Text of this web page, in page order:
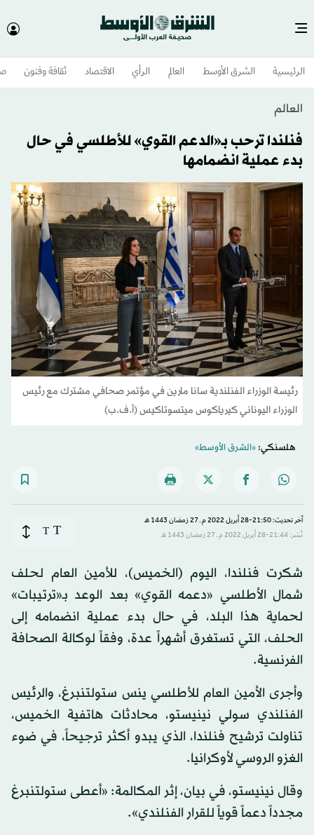
الرئيسية الشرق الأوسط​ العالم الرأي الاقتصاد ثقافة وفنون
العالم
فنلندا ترحب بـ«الدعم القوي» للأطلسي في حال
بدء عملية انضمامها
رئيسة الوزراء الفنلندية سانا مارين في مؤتمر صحافي مشترك مع رئيس
الوزراء اليوناني كيرياكوس ميتسوتاكيس (أ.ف.ب)
هلسنكي:«الشرق الأوسط»
آخر تحديث: 21:50-28 أبريل 2022 م ـ 27 رَمضان 1443 هـ
نُشر: 21:44-28 أبريل 2022 م ـ 27 رَمضان 1443 هـ
T
T
شكرت فنلندا، اليوم (الخميس)، للأمين العام لحلف
شمال الأطلسي «دعمه القوي» بعد الوعد بـ«ترتيبات»
لحماية هذا البلد، في حال بدء عملية انضمامه إلى
الحلف، التي تستغرق أشهراً عدة، وفقاً لوكالة الصحافة
الفرنسية.
وأجرى الأمين العام للأطلسي ينس ستولتنبرغ، والرئيس
الفنلندي سولي نينيستو، محادثات هاتفية الخميس،
تناولت ترشيح فنلندا، الذي يبدو أكثر ترجيحاً، في ضوء
الغزو الروسي لأوكرانيا.
وقال نينيستو، في بيان، إثر المكالمة: «أعطى ستولتنبرغ
مجدداً دعماً قوياً للقرار الفنلندي».